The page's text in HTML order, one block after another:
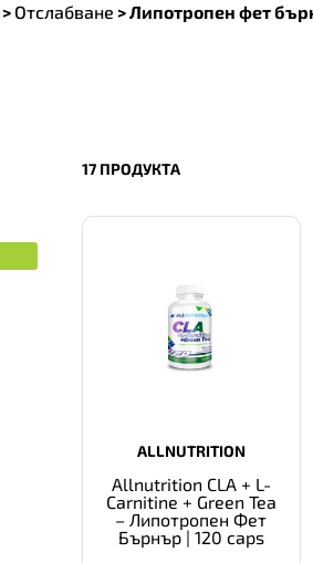
> Отслабване >Липотропен фет
17 ПРОДУКТА
ALLNUTRITION
Allnutrition CLA + L-
Carnitine + Green Tea
– Липотропен Фет
Бърнър | 120 caps